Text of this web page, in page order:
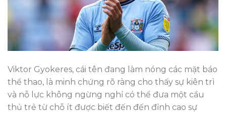
Viktor Gyokeres, cái tên đang làm nóng các mặt báo
thể thao, là minh chứng rõ ràng cho thấy sự kiên trì
và nỗ lực không ngừng nghỉ có thể đưa một cầu
thủ trẻ từ chỗ ít được biết đến đến đỉnh cao sự